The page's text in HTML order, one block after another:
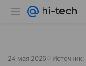
24 мая 2026 Источник: